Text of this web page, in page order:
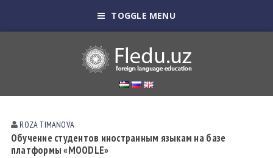
TOGGLE MENU
ROZA TIMАNOVА
Обучение студентов иностранным языкам на базе
платформы «MOODLE»